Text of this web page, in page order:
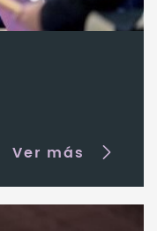
Ver más